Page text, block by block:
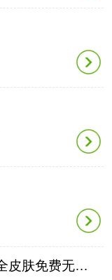
和平精英美化包一键全皮肤免费无任务版